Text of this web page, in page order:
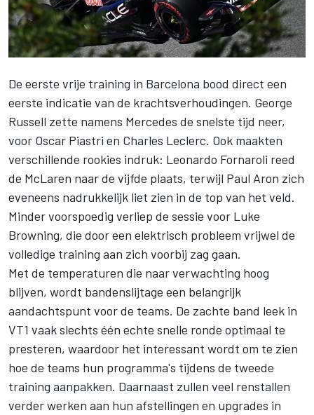
De eerste vrije training in Barcelona bood direct een
eerste indicatie van de krachtsverhoudingen. George
Russell zette namens Mercedes de snelste tijd neer,
voor Oscar Piastri en Charles Leclerc. Ook maakten
verschillende rookies indruk: Leonardo Fornaroli reed
de McLaren naar de vijfde plaats, terwijl Paul Aron zich
eveneens nadrukkelijk liet zien in de top van het veld.
Minder voorspoedig verliep de sessie voor Luke
Browning, die door een elektrisch probleem vrijwel de
volledige training aan zich voorbij zag gaan.
Met de temperaturen die naar verwachting hoog
blijven, wordt bandenslijtage een belangrijk
aandachtspunt voor de teams. De zachte band leek in
VT1 vaak slechts één echte snelle ronde optimaal te
presteren, waardoor het interessant wordt om te zien
hoe de teams hun programma's tijdens de tweede
training aanpakken. Daarnaast zullen veel renstallen
verder werken aan hun afstellingen en upgrades in